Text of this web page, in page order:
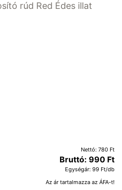
rúd Red Édes illat
Nettó: 780 Ft
Bruttó: 990 Ft
Egységár: 99 Ft/db
Az ár tartalmazza az ÁFA-t!